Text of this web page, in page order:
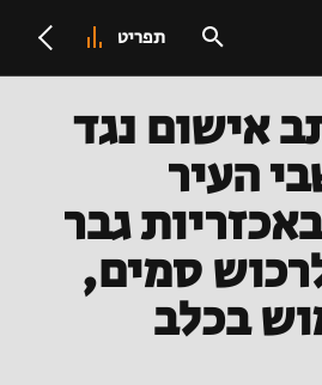
תפריט
אישום נגד
העיר
גבר
סמים,
בכלב